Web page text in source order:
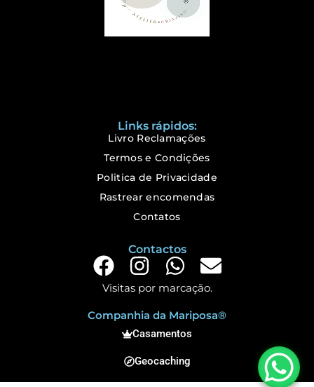
Links rápidos:
Livro Reclamações
Termos e Condições
Politica de Privacidade
Rastrear encomendas
Contatos
Contactos
Visitas por marcação.
Companhia da Mariposa®
Casamentos
Geocaching